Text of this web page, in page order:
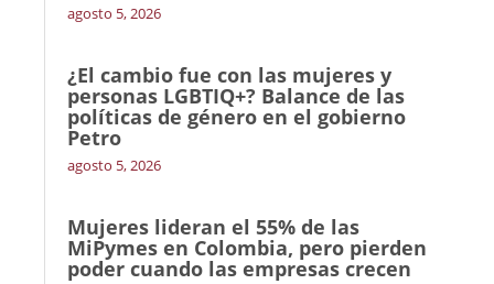
agosto 5, 2026
¿El cambio fue con las mujeres y
personas LGBTIQ+? Balance de las
políticas de género en el gobierno
Petro
agosto 5, 2026
Mujeres lideran el 55% de las
MiPymes en Colombia, pero pierden
poder cuando las empresas crecen